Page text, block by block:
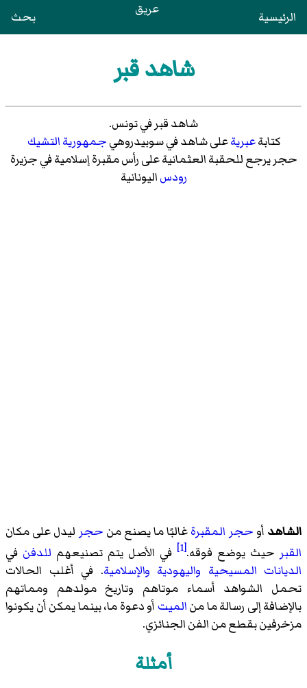
الرئيسية عريق بحث
شاهد قبر
شاهد قبر في تونس.
كتابةعبريةعلى شاهد في سوبيدروهيجمهورية التشيك
حجر يرجع للحقبة العثمانية على رأس مقبرة إسلامية في جزيرة
رودساليونانية
الشاهد أو حجر المقبرةغالبًا ما يصنع من حجر ليدل على مكان
القبر حيث يوضع فوقه.[1] في الأصل يتم تصنيعهم للدفن في
الديانات المسيحية واليهودية والإسلامية. في أغلب الحالات
تحمل الشواهد أسماء موتاهم وتاريخ مولدهم ومماتهم
بالإضافة إلى رسالة ما منالميت أو دعوة ما، بينما يمكن أن يكونوا
مزخرفين بقطع من الفن الجنائزي.
أمثلة